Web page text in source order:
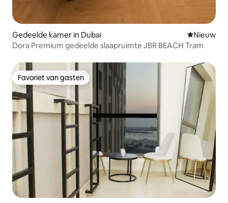
Gedeelde kamer in Dubai Nieuwe
Nieuw
Dora Premium gedeelde slaapruimte JBR BEACH Tram
Favoriet van gasten
Favoriet van gasten